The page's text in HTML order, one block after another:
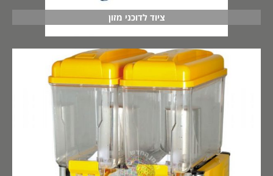
ציוד לדוכני מזון